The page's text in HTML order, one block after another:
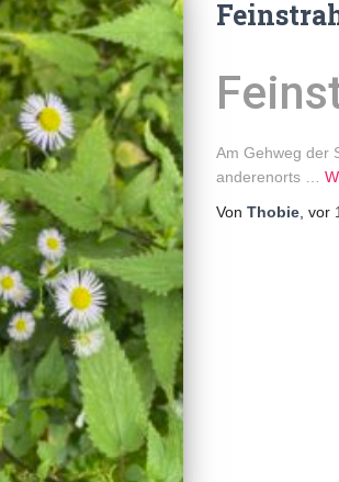
Am Gehweg der
anderenorts …
Von Thobie, vor